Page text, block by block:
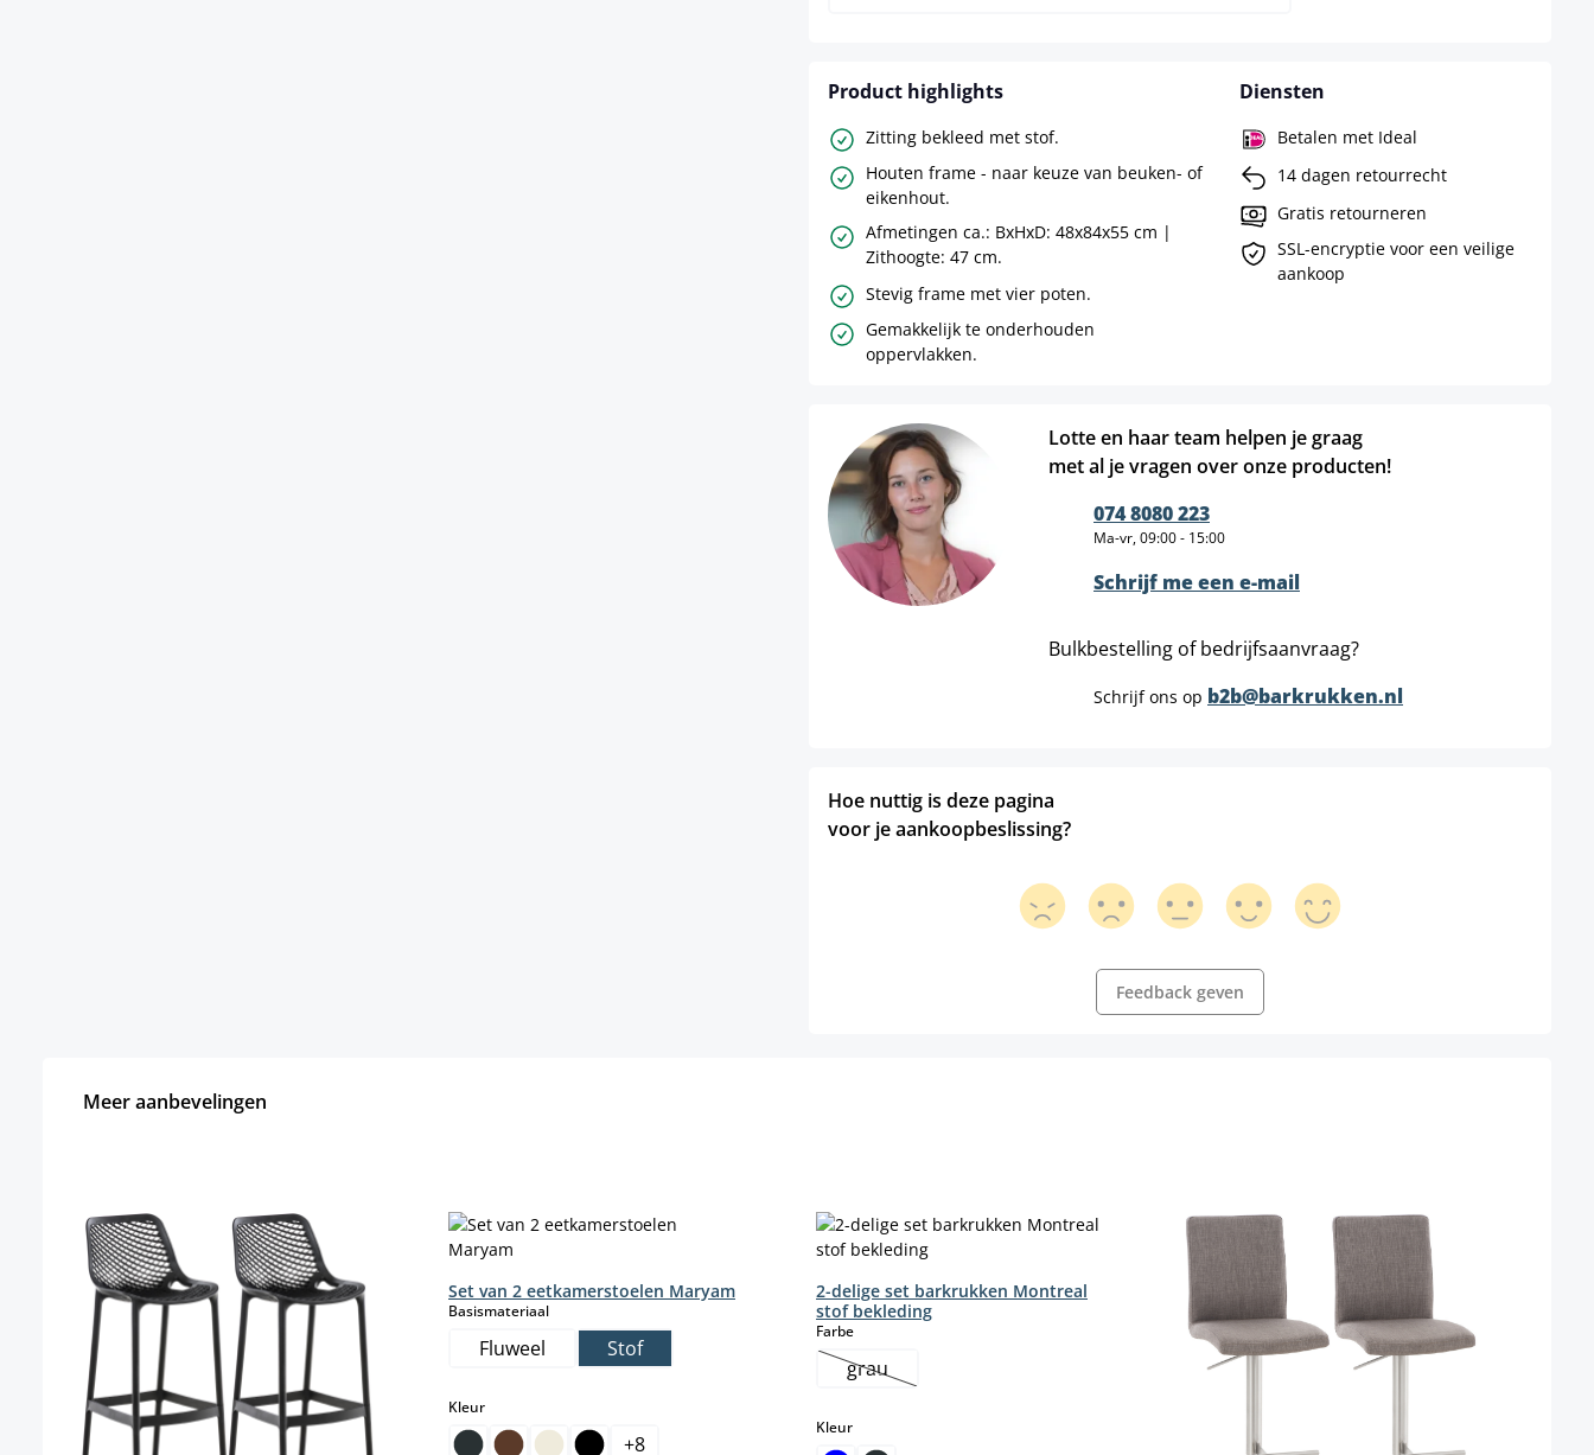
Product highlights
Zitting bekleed met stof.
Houten frame - naar keuze van beuken- of
eikenhout.
Afmetingen ca.: BxHxD: 48x84x55 cm |
Zithoogte: 47 cm.
Stevig frame met vier poten.
Gemakkelijk te onderhouden
oppervlakken.
Diensten
Betalen met Ideal
14 dagen retourrecht
Gratis retourneren
SSL-encryptie voor een veilige
aankoop
Lotte en haar team helpen je graag
met al je vragen over onze producten!
074 8080 223
Ma-vr, 09:00 - 15:00
Schrijf me een e-mail
Bulkbestelling of bedrijfsaanvraag?
Schrijf ons op b2b@barkrukken.nl
Hoe nuttig is deze pagina
voor je aankoopbeslissing?
Feedback geven
Meer aanbevelingen
Set van 2 eetkamerstoelen Maryam
Basismateriaalselect
Fluweel Stof
Kleurselect
+8
2-delige set barkrukken Montreal
stof bekleding
Farbeselect
grau(Deze optie is momenteel niet beschikbaar.)
Kleurselect